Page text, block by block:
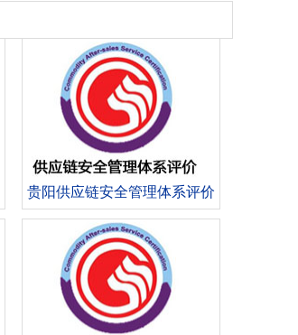
贵阳供应链安全管理体系评价
认证